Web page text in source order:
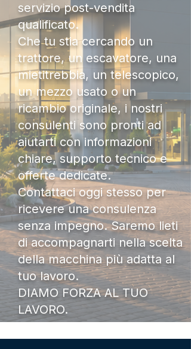
servizio post-vendita
qualificato.
Che tu stia cercando un
trattore, un escavatore, una
mietitrebbia, un telescopico,
un mezzo usato o un
ricambio originale, i nostri
consulenti sono pronti ad
aiutarti con informazioni
chiare, supporto tecnico e
offerte dedicate.
Contattaci oggi stesso per
ricevere una consulenza
senza impegno. Saremo lieti
di accompagnarti nella scelta
della macchina più adatta al
tuo lavoro.
DIAMO FORZA AL TUO
LAVORO.